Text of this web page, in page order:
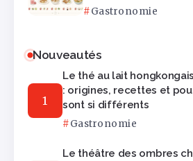
Gastronomie
Nouveautés
Le thé au lait
: origines, recettes et
sont si différents
Gastronomie
Le théâtre des ombres